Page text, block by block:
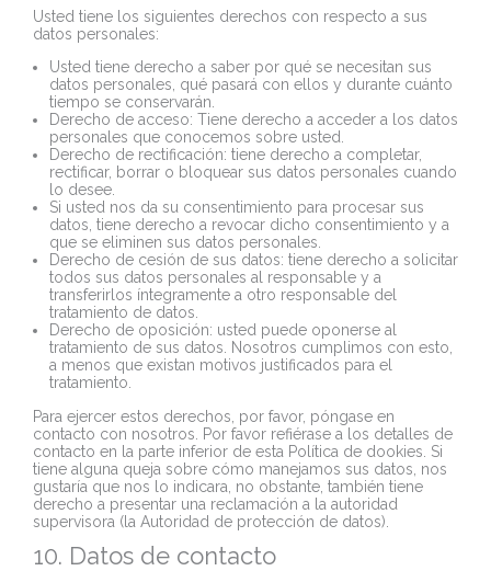
Usted tiene los siguientes derechos con respecto a sus
datos personales:
Usted tiene derecho a saber por qué se necesitan sus
datos personales, qué pasará con ellos y durante cuánto
tiempo se conservarán.
Derecho de acceso: Tiene derecho a acceder a los datos
personales que conocemos sobre usted.
Derecho de rectificación: tiene derecho a completar,
rectificar, borrar o bloquear sus datos personales cuando
lo desee.
Si usted nos da su consentimiento para procesar sus
datos, tiene derecho a revocar dicho consentimiento y a
que se eliminen sus datos personales.
Derecho de cesión de sus datos: tiene derecho a solicitar
todos sus datos personales al responsable y a
transferirlos íntegramente a otro responsable del
tratamiento de datos.
Derecho de oposición: usted puede oponerse al
tratamiento de sus datos. Nosotros cumplimos con esto,
a menos que existan motivos justificados para el
tratamiento.
Para ejercer estos derechos, por favor, póngase en
contacto con nosotros. Por favor refiérase a los detalles de
contacto en la parte inferior de esta Política de dookies. Si
tiene alguna queja sobre cómo manejamos sus datos, nos
gustaría que nos lo indicara, no obstante, también tiene
derecho a presentar una reclamación a la autoridad
supervisora (la Autoridad de protección de datos).
10. Datos de contacto